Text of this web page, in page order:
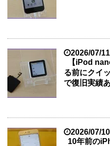
2026/07/11
【iPod
る前にクイ
で復旧実績
2026/07/10
10年前の